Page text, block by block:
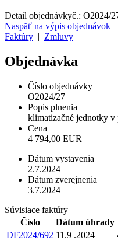
Detail objednávkyč.: O2024/
Naspäť na výpis objednávok
Faktúry
Zmluvy
Objednávka
Číslo objednávky
O2024/27
Popis plnenia
klimatizačné jednotky v
Cena
4 794,00 EUR
Dátum vystavenia
2.7.2024
Dátum zverejnenia
3.7.2024
Súvisiace faktúry
Číslo
Dátum úhrady
DF2024/692 11.9 .2024